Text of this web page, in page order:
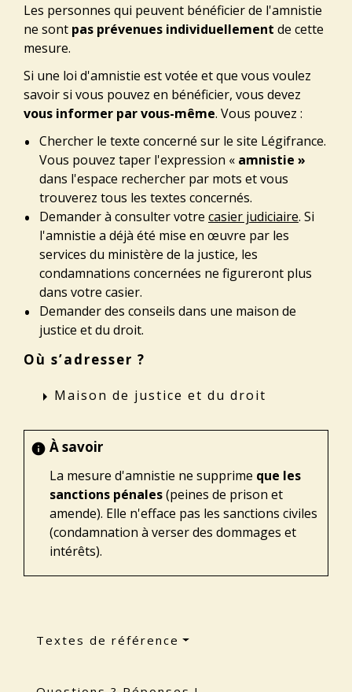
Les personnes qui peuvent bénéficier de l'amnistie
ne sont pas prévenues individuellement de cette
mesure.
Si une loi d'amnistie est votée et que vous voulez
savoir si vous pouvez en bénéficier, vous devez
vous informer par vous-même. Vous pouvez :
Chercher le texte concerné sur le site Légifrance.
Vous pouvez taper l'expression « amnistie »
dans l'espace rechercher par mots et vous
trouverez tous les textes concernés.
Demander à consulter votre casier judiciaire. Si
l'amnistie a déjà été mise en œuvre par les
services du ministère de la justice, les
condamnations concernées ne figureront plus
dans votre casier.
Demander des conseils dans une maison de
justice et du droit.
Où s’adresser ?
arrow_right Maison de justice et du droit
info À savoir
La mesure d'amnistie ne supprime que les
sanctions pénales(peines de prison et
amende). Elle n'efface pas les sanctions civiles
(condamnation à verser des dommages et
intérêts).
Textes de référence